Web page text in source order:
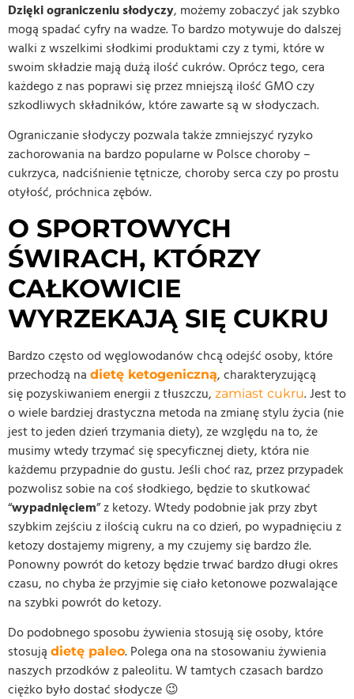
Dzięki ograniczeniu słodyczy, możemy zobaczyć jak szybko
mogą spadać cyfry na wadze. To bardzo motywuje do dalszej
walki z wszelkimi słodkimi produktami czy z tymi, które w
swoim składzie mają dużą ilość cukrów. Oprócz tego, cera
każdego z nas poprawi się przez mniejszą ilość GMO czy
szkodliwych składników, które zawarte są w słodyczach.
Ograniczanie słodyczy pozwala także zmniejszyć ryzyko
zachorowania na bardzo popularne w Polsce choroby –
cukrzyca, nadciśnienie tętnicze, choroby serca czy po prostu
otyłość, próchnica zębów.
O SPORTOWYCH
ŚWIRACH, KTÓRZY
CAŁKOWICIE
WYRZEKAJĄ SIĘ CUKRU
Bardzo często od węglowodanów chcą odejść osoby, które
przechodzą na dietę ketogeniczną, charakteryzującą
się pozyskiwaniem energii z tłuszczu, zamiast cukru. Jest to
o wiele bardziej drastyczna metoda na zmianę stylu życia (nie
jest to jeden dzień trzymania diety), ze względu na to, że
musimy wtedy trzymać się specyficznej diety, która nie
każdemu przypadnie do gustu. Jeśli choć raz, przez przypadek
pozwolisz sobie na coś słodkiego, będzie to skutkować
“wypadnięciem” z ketozy. Wtedy podobnie jak przy zbyt
szybkim zejściu z ilością cukru na co dzień, po wypadnięciu z
ketozy dostajemy migreny, a my czujemy się bardzo źle.
Ponowny powrót do ketozy będzie trwać bardzo długi okres
czasu, no chyba że przyjmie się ciało ketonowe pozwalające
na szybki powrót do ketozy.
Do podobnego sposobu żywienia stosują się osoby, które
stosują dietę paleo. Polega ona na stosowaniu żywienia
naszych przodków z paleolitu. W tamtych czasach bardzo
ciężko było dostać słodycze 😉